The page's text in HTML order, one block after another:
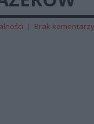
| Brak komentarzy